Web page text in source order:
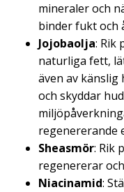
mineraler och
binder fukt och
Jojobaolja: Rik
naturliga fett,
även av
och skyddar
regenererande
Sheasmör: Rik
regenererar
Niacinamid: